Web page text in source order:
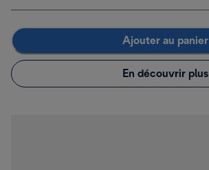
Ajouter au panier
En découvrir plus